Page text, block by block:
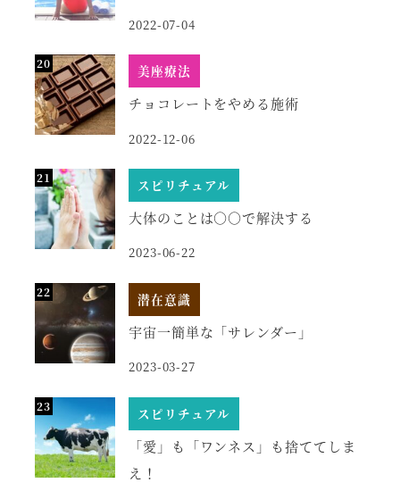
2022-07-04
美座療法
チョコレートをやめる施術
2022-12-06
スピリチュアル
大体のことは○○で解決する
2023-06-22
潜在意識
宇宙一簡単な「サレンダー」
2023-03-27
スピリチュアル
「愛」も「ワンネス」も捨ててしま
え！